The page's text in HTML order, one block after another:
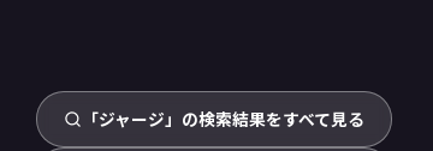
「ジャージ」の検索結果をすべて見る